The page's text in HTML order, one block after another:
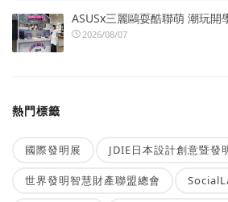
ASUSx三麗鷗耍酷聯萌 潮玩開
2026/08/07
熱門標籤
國際發明展 JDIE日本設計創意暨發
世界發明智慧財產聯盟總會